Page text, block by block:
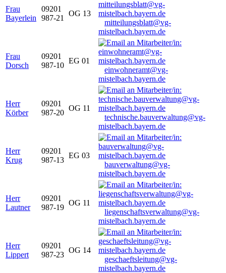
Frau
Bayerlein
09201
987-21
OG 13
mitteilungsblatt@vg-
mistelbach.bayern.de
Frau
Dorsch
09201
987-10
EG 01
einwohneramt@vg-
mistelbach.bayern.de
Herr
Körber
09201
987-20
OG 11
technische.bauverwaltung@vg-
mistelbach.bayern.de
Herr
Krug
09201
987-13
EG 03
bauverwaltung@vg-
mistelbach.bayern.de
Herr
Lautner
09201
987-19
OG 11
liegenschaftsverwaltung@vg-
mistelbach.bayern.de
Herr
Lippert
09201
987-23
OG 14
geschaeftsleitung@vg-
mistelbach.bayern.de